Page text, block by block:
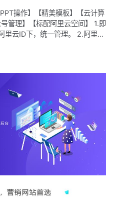
操作】【精美模板】【云计算
管理】【标配阿里云空间】 1.即
里云ID下，统一管理。 2.阿里云
机站。 5.后台傻瓜式管理+专业